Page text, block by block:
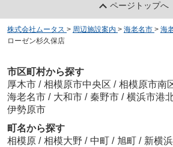
ページトップへ
株式会社ムータス > 周辺施設案内 > 海老名市 > 海
ローゼン杉久保店
市区町村から探す
厚木市 / 相模原市中央区 / 相模原市南
海老名市 / 大和市 / 秦野市 / 横浜市港
伊勢原市
町名から探す
相模原 / 相模大野 / 中町 / 旭町 / 新横浜